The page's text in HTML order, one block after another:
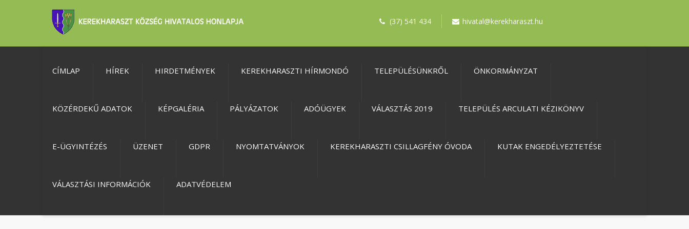
(37) 541 434 hivatal@kerekharaszt.hu
CÍMLAP HÍREK HIRDETMÉNYEK KEREKHARASZTI HÍRMONDÓ TELEPÜLÉSÜNKRŐL ÖNKORMÁNYZAT
KÖZÉRDEKŰ ADATOK KÉPGALÉRIA PÁLYÁZATOK ADÓÜGYEK VÁLASZTÁS 2019 TELEPÜLÉS ARCULATI KÉZIKÖNYV
E-ÜGYINTÉZÉS ÜZENET GDPR NYOMTATVÁNYOK KEREKHARASZTI CSILLAGFÉNY ÓVODA KUTAK ENGEDÉLYEZTETÉSE
VÁLASZTÁSI INFORMÁCIÓK ADATVÉDELEM